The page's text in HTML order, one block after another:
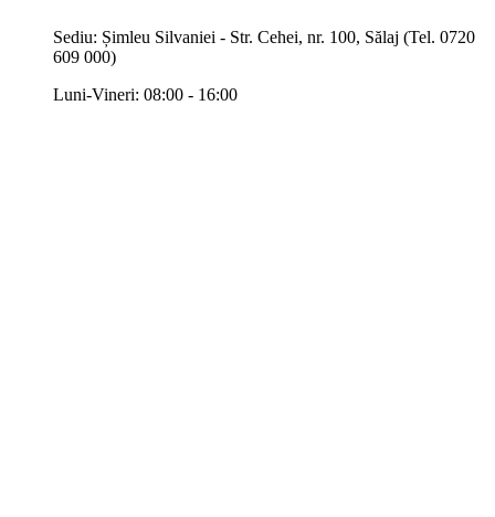
Sediu: Șimleu Silvaniei - Str. Cehei, nr. 100, Sălaj (Tel. 0720
609 000)
Luni-Vineri: 08:00 - 16:00